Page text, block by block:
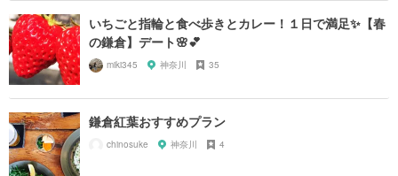
いちごと指輪と食べ歩きとカレー！１日で満足✨【春
の鎌倉】デート🌸💕
miki345 神奈川 35
鎌倉紅葉おすすめプラン
chinosuke 神奈川 4